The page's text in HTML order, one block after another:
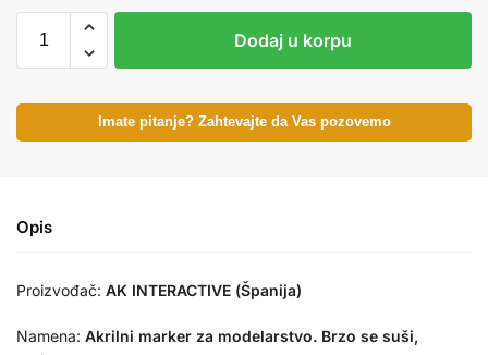
Dodaj u korpu
Imate pitanje? Zahtevajte da Vas pozovemo
Opis
Proizvođač: AK INTERACTIVE (Španija)
Namena: Akrilni marker za modelarstvo. Brzo se suši,